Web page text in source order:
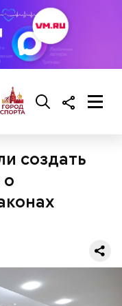
создать
о
системой;